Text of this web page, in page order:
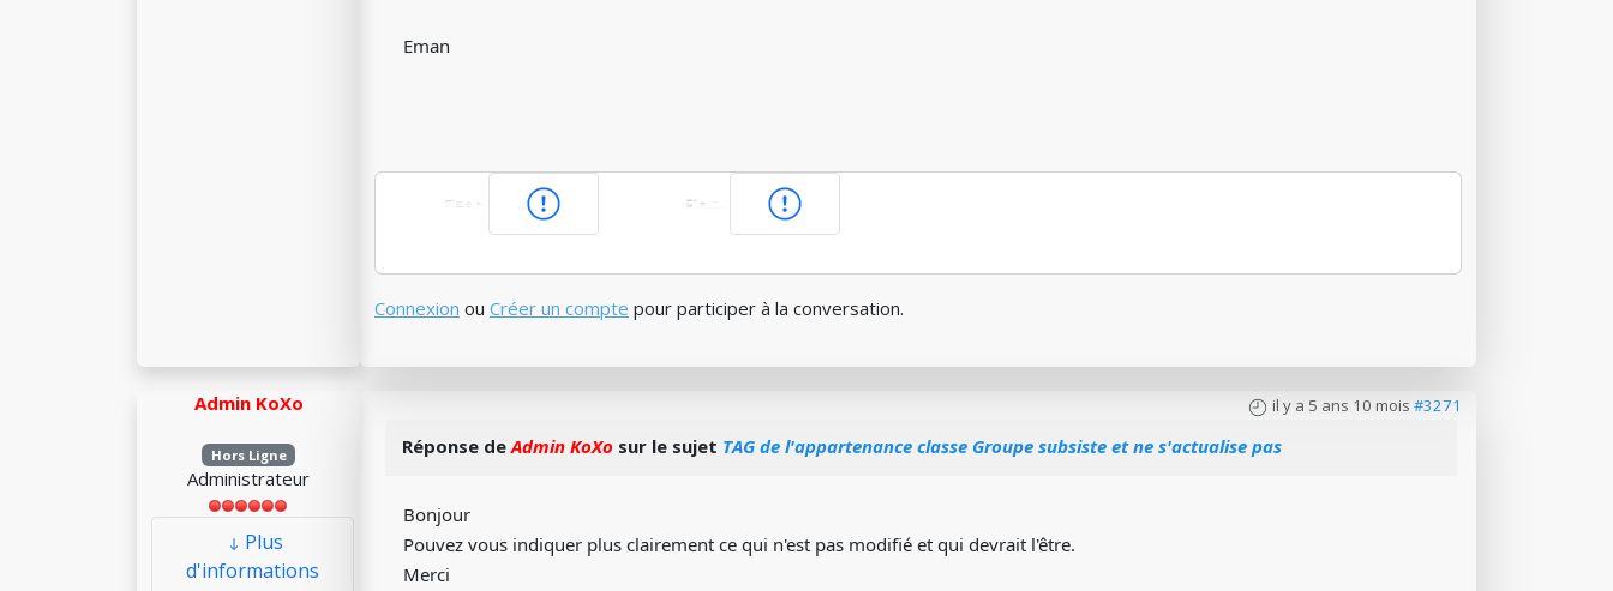
Eman
Connexion ou Créer un compte pour participer à la conversation.
Admin KoXo
Hors Ligne
Administrateur
Plus
d'informations
il y a 5 ans 10 mois #3271
Réponse deAdmin KoXo sur le sujet TAG de l'appartenance classe Groupe subsiste et ne s'actualise pas
Bonjour
Pouvez vous indiquer plus clairement ce qui n'est pas modifié et qui devrait l'être.
Merci